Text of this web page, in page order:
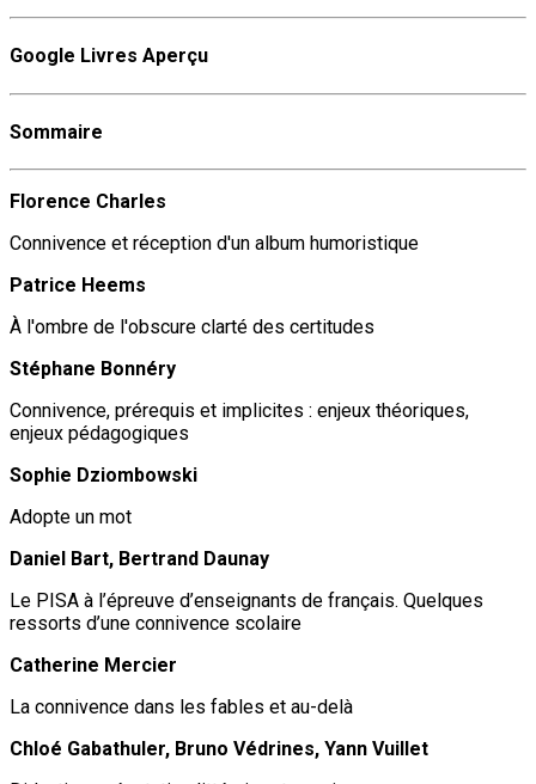
Google Livres Aperçu
Sommaire
Florence Charles
Connivence et réception d'un album humoristique
Patrice Heems
À l'ombre de l'obscure clarté des certitudes
Stéphane Bonnéry
Connivence, prérequis et implicites : enjeux théoriques,
enjeux pédagogiques
Sophie Dziombowski
Adopte un mot
Daniel Bart, Bertrand Daunay
Le PISA à l’épreuve d’enseignants de français. Quelques
ressorts d’une connivence scolaire
Catherine Mercier
La connivence dans les fables et au-delà
Chloé Gabathuler, Bruno Védrines, Yann Vuillet